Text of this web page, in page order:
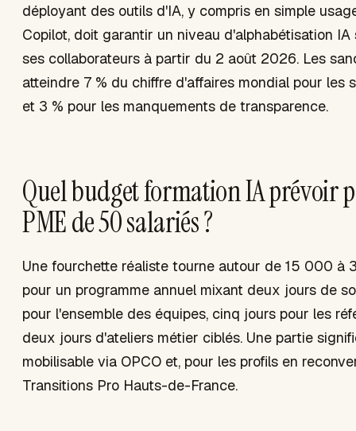
déployant des outils d'IA, y compris en simple
Copilot, doit garantir un niveau d'alphabétisation
ses collaborateurs à partir du 2 août 2026. Les
atteindre 7 % du chiffre d'affaires mondial pour les
et 3 % pour les manquements de transparence.
Quel budget formation IA prévoir
PME de 50 salariés ?
Une fourchette réaliste tourne autour de 15 000 à
pour un programme annuel mixant deux jours de
pour l'ensemble des équipes, cinq jours pour les
deux jours d'ateliers métier ciblés. Une partie
mobilisable via OPCO et, pour les profils en
Transitions Pro Hauts-de-France.